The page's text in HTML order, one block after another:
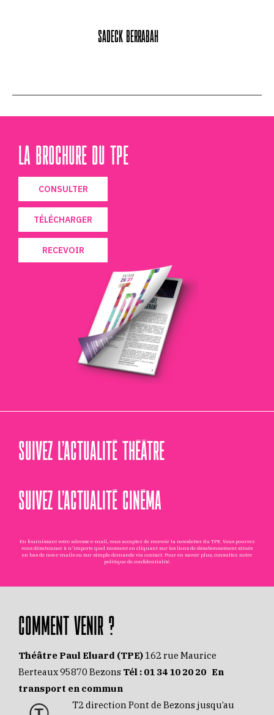
Sadeck Berrabah
LA BROCHURE DU TPE
CONSULTER
TÉLÉCHARGER
RECEVOIR
SUIVEZ L’ACTUALITÉ THÉÂTRE
SUIVEZ L’ACTUALITÉ CINÉMA
En fournissant votre adresse e-mail, vous acceptez de recevoir la newsletter du TPE. Vous pourrez
vous désabonner à n'importe quel moment en cliquant sur les liens de désabonnement situés
en bas de nos e-mails ou sur simple demande via contact. Pour en savoir plus, consultez notre
politique de confidentialité.
COMMENT VENIR ?
Théâtre Paul Eluard (TPE) 162 rue Maurice
Berteaux 95870 Bezons Tél : 01 34 10 20 20 En
transport en commun
T2 direction Pont de Bezons jusqu’au